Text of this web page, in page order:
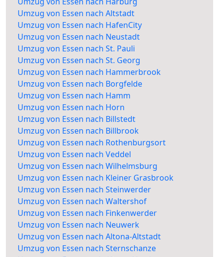
Umzug von Essen nach Altstadt
Umzug von Essen nach HafenCity
Umzug von Essen nach Neustadt
Umzug von Essen nach St. Pauli
Umzug von Essen nach St. Georg
Umzug von Essen nach Hammerbrook
Umzug von Essen nach Borgfelde
Umzug von Essen nach Hamm
Umzug von Essen nach Horn
Umzug von Essen nach Billstedt
Umzug von Essen nach Billbrook
Umzug von Essen nach Rothenburgsort
Umzug von Essen nach Veddel
Umzug von Essen nach Wilhelmsburg
Umzug von Essen nach Kleiner Grasbrook
Umzug von Essen nach Steinwerder
Umzug von Essen nach Waltershof
Umzug von Essen nach Finkenwerder
Umzug von Essen nach Neuwerk
Umzug von Essen nach Altona-Altstadt
Umzug von Essen nach Sternschanze